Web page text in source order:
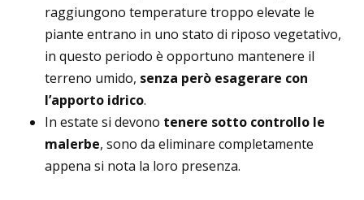
raggiungono temperature troppo elevate le
piante entrano in uno stato di riposo vegetativo,
in questo periodo è opportuno mantenere il
terreno umido, senza però esagerare con
l’apporto idrico.
In estate si devono tenere sotto controllo le
malerbe, sono da eliminare completamente
appena si nota la loro presenza.